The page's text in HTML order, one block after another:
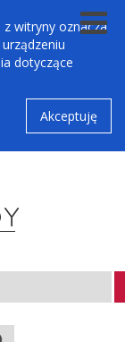
witryny oznacza
dotyczące
Akceptuję